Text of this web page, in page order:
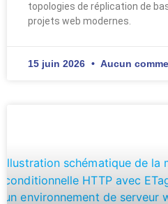
topologies de réplication de
projets web modernes.
15 juin 2026 Aucun